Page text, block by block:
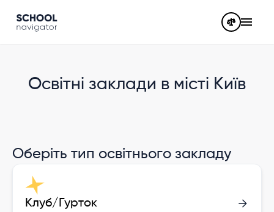
Освітні заклади в місті Київ
Оберіть тип освітнього закладу
Клуб/Гурток